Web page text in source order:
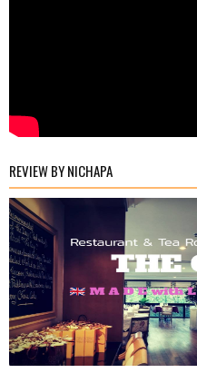
REVIEW BY NICHAPA